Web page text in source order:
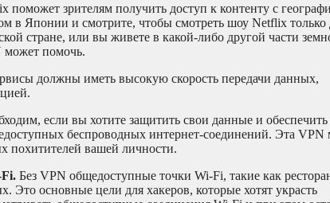
поможет зрителям получить доступ к контенту с
в Японии и смотрите, чтобы смотреть шоу Netflix только
стране, или вы живете в какой-либо другой части
может помочь.
должны иметь высокую скорость передачи данных,
если вы хотите защитить свои данные и обеспечить
беспроводных интернет-соединений. Эта VPN
похитителей вашей личности.
Fi. Без VPN общедоступные точки Wi-Fi, такие как
основные цели для хакеров, которые хотят украсть